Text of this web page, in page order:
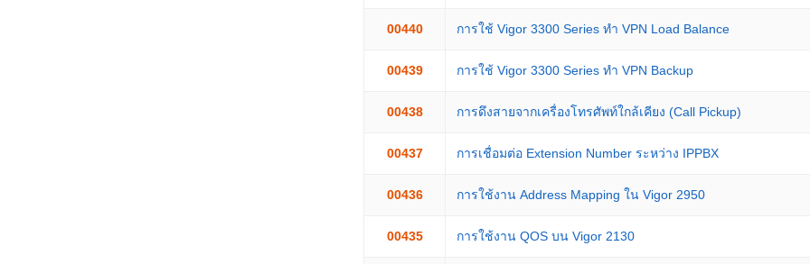
00440 การใช้ Vigor 3300 Series ทำ VPN Load Balance
00439 การใช้ Vigor 3300 Series ทำ VPN Backup
00438 การดึงสายจากเครื่องโทรศัพท์ใกล้เคียง (Call Pickup)
00437 การเชื่อมต่อ Extension Number ระหว่าง IPPBX
00436 การใช้งาน Address Mapping ใน Vigor 2950
00435 การใช้งาน QOS บน Vigor 2130